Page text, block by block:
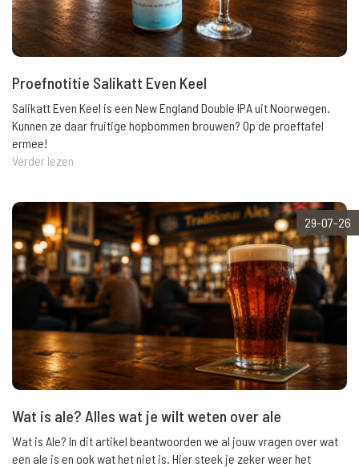
Proefnotitie Salikatt Even Keel
Salikatt Even Keel is een New England Double IPA uit Noorwegen.
Kunnen ze daar fruitige hopbommen brouwen? Op de proeftafel
ermee!
Verder lezen
29-07-26
Wat is ale? Alles wat je wilt weten over ale
Wat is Ale? In dit artikel beantwoorden we al jouw vragen over wat
een ale is en ook wat het niet is. Hier steek je zeker weer het